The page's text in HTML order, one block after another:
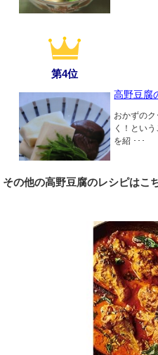
第4位
高野豆腐
おかずの
く！とい
を紹 ･･･
その他の高野豆腐のレシピはこ